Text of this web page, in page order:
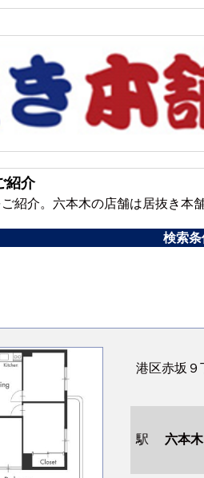
紹介
紹介。六本木の店舗は居抜き
検索条
港区赤坂９
駅 六本